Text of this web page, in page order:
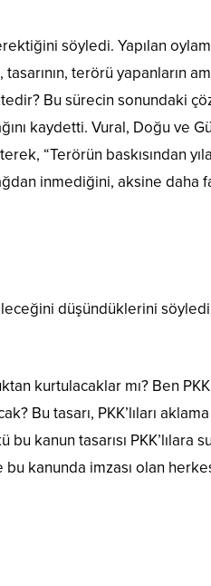
söyledi. Yapılan
terörü yapanların
Bu sürecin sonundaki
kaydetti. Vural, Doğu ve
“Terörün baskısından
inmediğini, aksine daha
düşündüklerini
kurtulacaklar mı? Ben
tasarı, PKK’lıları aklama
kanun tasarısı PKK’lılara
kanunda imzası olan